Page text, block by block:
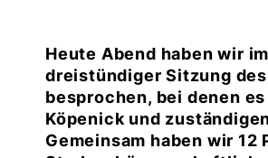
Heute Abend haben wir im
dreistündiger Sitzung
besprochen, bei denen
Köpenick und
Gemeinsam haben wir